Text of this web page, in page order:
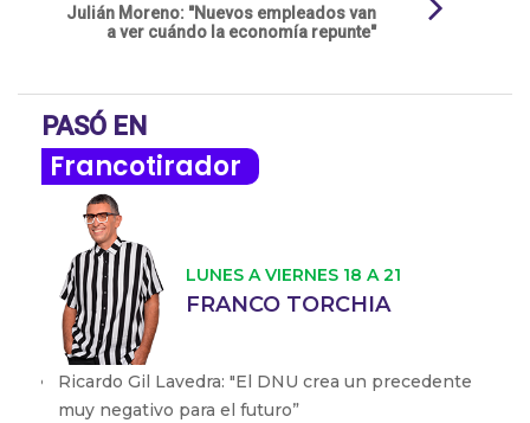
Julián Moreno: "Nuevos empleados van
a ver cuándo la economía repunte"
PASÓ EN
Francotirador
LUNES A VIERNES 18 A 21
FRANCO TORCHIA
Ricardo Gil Lavedra: "El DNU crea un precedente
muy negativo para el futuro”